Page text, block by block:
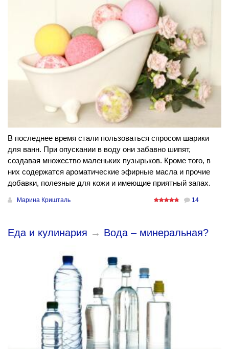
В последнее время стали пользоваться спросом шарики
для ванн. При опускании в воду они забавно шипят,
создавая множество маленьких пузырьков. Кроме того, в
них содержатся ароматические эфирные масла и прочие
добавки, полезные для кожи и имеющие приятный запах.
Марина Кришталь 14
Еда и кулинария → Вода – минеральная?